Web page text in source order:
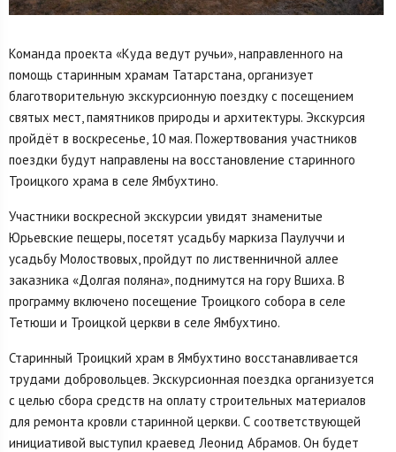
Команда проекта «Куда ведут ручьи», направленного на
помощь старинным храмам Татарстана, организует
благотворительную экскурсионную поездку с посещением
святых мест, памятников природы и архитектуры. Экскурсия
пройдёт в воскресенье, 10 мая. Пожертвования участников
поездки будут направлены на восстановление старинного
Троицкого храма в селе Ямбухтино.
Участники воскресной экскурсии увидят знаменитые
Юрьевские пещеры, посетят усадьбу маркиза Паулуччи и
усадьбу Молоствовых, пройдут по лиственничной аллее
заказника «Долгая поляна», поднимутся на гору Вшиха. В
программу включено посещение Троицкого собора в селе
Тетюши и Троицкой церкви в селе Ямбухтино.
Старинный Троицкий храм в Ямбухтино восстанавливается
трудами добровольцев. Экскурсионная поездка организуется
с целью сбора средств на оплату строительных материалов
для ремонта кровли старинной церкви. С соответствующей
инициативой выступил краевед Леонид Абрамов. Он будет